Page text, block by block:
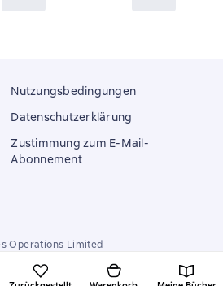
Nutzungsbedingungen
Datenschutzerklärung
Zustimmung zum E-Mail-
Abonnement
Operations Limited